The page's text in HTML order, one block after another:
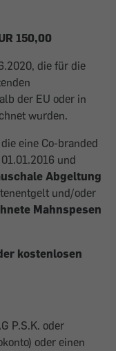
150,00
die für die
der EU oder in
wurden.
eine Co-branded
und
Abgeltung
und/oder
Mahnspesen
kostenlosen
P.S.K. oder
oder einen